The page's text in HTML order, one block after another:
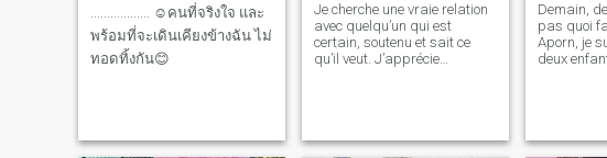
.................. ☺️คนที่จริงใจ และ
พร้อมที่จะเดินเคียงข้างฉัน ไม่
ทอดทิ้งกัน😊
Je cherche une vraie relation
avec quelqu’un qui est
certain, soutenu et sait ce
qu’il veut. J’apprécie
indépendant, j’ai le sens de
Demain,
pas quoi
Aporn, je
deux
des